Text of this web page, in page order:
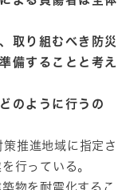
取り組むべき防災
備することと考え
のように行うの
推進地域に指定さ
行っている。
物を耐震化するこ